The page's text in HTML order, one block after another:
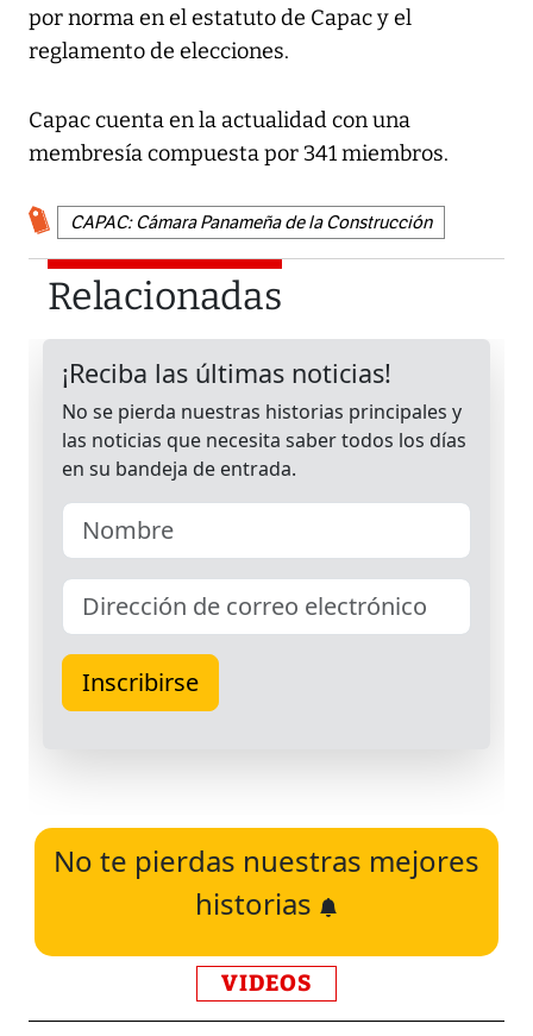
por norma en el estatuto de Capac y el
reglamento de elecciones.
Capac cuenta en la actualidad con una
membresía compuesta por 341 miembros.
CAPAC: Cámara Panameña de la Construcción
Relacionadas
No te pierdas nuestras mejores
historias
VIDEOS